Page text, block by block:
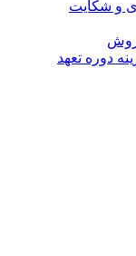
و شکایت
دوره تعهد